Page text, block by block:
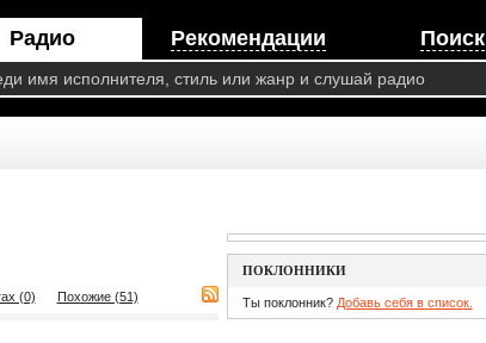
Радио Рекомендации Поиск
(0) Похожие (51)
ПОКЛОННИКИ
Ты поклонник? Добавь себя в список.